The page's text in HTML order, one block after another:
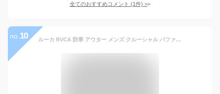
全てのおすすめコメント (1件) >
no. 10 ルーカ RVCA 防寒 アウター メンズ クルーシャル パファージャケット コート ストリート ブランド CRUCIAL PUFFER JACKET BC042778 中綿ジャケット 中わた フード あったか 保温 オーバーサイズ ゆったり シンプル ヒョウ柄 レオパード 黒 カジュアル 長袖 冬 服